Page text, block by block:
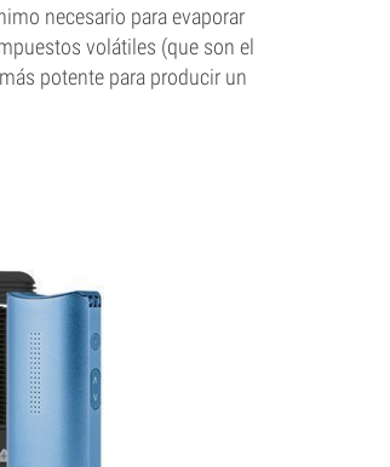
necesario para evaporar
volátiles (que son el
potente para producir un